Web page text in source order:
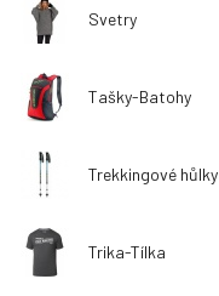
Svetry
Tašky-Batohy
Trekkingové hůlky
Trika-Tílka